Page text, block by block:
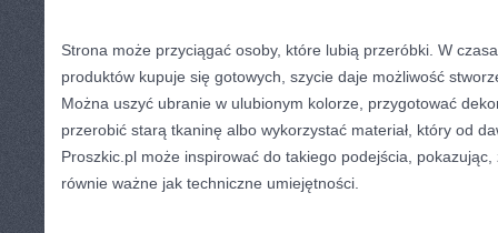
Strona może przyciągać osoby, które lubią przeróbki. W
produktów kupuje się gotowych, szycie daje możliwość
Można uszyć ubranie w ulubionym kolorze, przygotować
przerobić starą tkaninę albo wykorzystać materiał, który od
Proszkic.pl może inspirować do takiego podejścia, pokazując,
równie ważne jak techniczne umiejętności.